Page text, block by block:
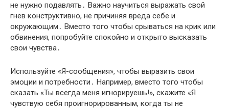
не нужно подавлять․ Важно научиться выражать свой
гнев конструктивно, не причиняя вреда себе и
окружающим․ Вместо того чтобы срываться на крик или
обвинения, попробуйте спокойно и открыто высказать
свои чувства․
Используйте «Я-сообщения», чтобы выразить свои
эмоции и потребности․ Например, вместо того чтобы
сказать «Ты всегда меня игнорируешь!​», скажите «Я
чувствую себя проигнорированным, когда ты не